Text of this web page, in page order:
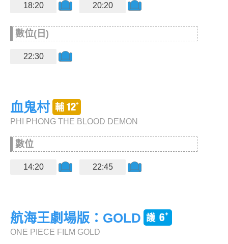
18:20 20:20
數位(日)
22:30
血鬼村
PHI PHONG THE BLOOD DEMON
數位
14:20 22:45
航海王劇場版：GOLD
ONE PIECE FILM GOLD